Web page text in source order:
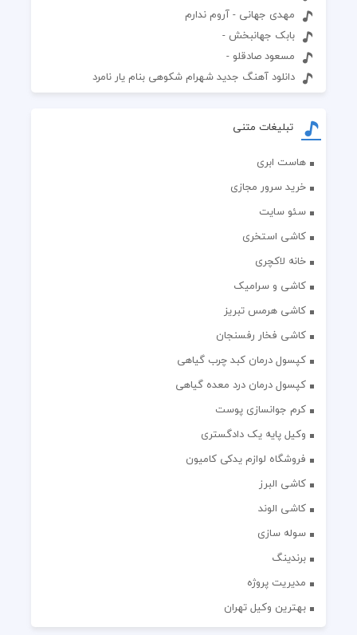
مهدی جهانی - آروم ندارم
بابک جهانبخش -
مسعود صادقلو -
دانلود آهنگ جدید شهرام شکوهی بنام یار نامرد
تبلیغات متنی
هاست ابری
خرید سرور مجازی
سئو سایت
کاشی استخری
خانه لاکچری
کاشی و سرامیک
کاشی هرمس تبریز
کاشی فخار رفسنجان
کپسول درمان کبد چرب گیاهی
کپسول درمان درد معده گیاهی
کرم جوانسازی پوست
وکیل پایه یک دادگستری
فروشگاه لوازم یدکی کامیون
کاشی البرز
کاشی الوند
سوله سازی
برندینگ
مدیریت پروژه
بهترین وکیل تهران